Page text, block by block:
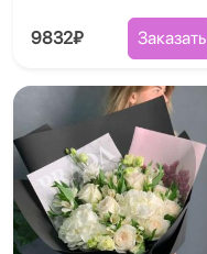
9832₽ Заказать